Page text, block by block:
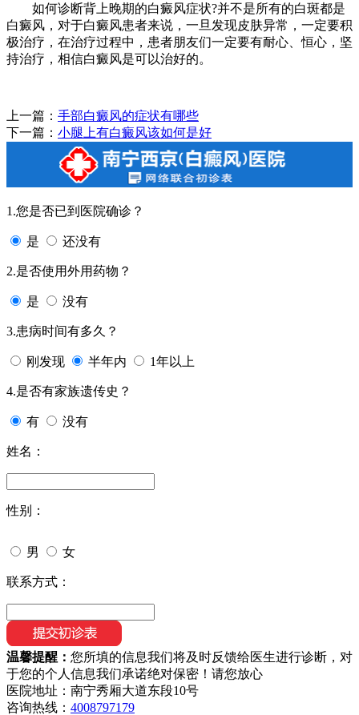
如何诊断背上晚期的白癜风症状?并不是所有的白斑都是
白癜风，对于白癜风患者来说，一旦发现皮肤异常，一定要积
极治疗，在治疗过程中，患者朋友们一定要有耐心、恒心，坚
持治疗，相信白癜风是可以治好的。
上一篇： 手部白癜风的症状有哪些
下一篇： 小腿上有白癜风该如何是好
1.您是否已到医院确诊？
是 还没有
2.是否使用外用药物？
是 没有
3.患病时间有多久？
刚发现 半年内 1年以上
4.是否有家族遗传史？
有 没有
姓名：
性别：
男 女
联系方式：
温馨提醒： 您所填的信息我们将及时反馈给医生进行诊断，对
于您的个人信息我们承诺绝对保密！请您放心
医院地址：南宁秀厢大道东段10号
咨询热线： 4008797179